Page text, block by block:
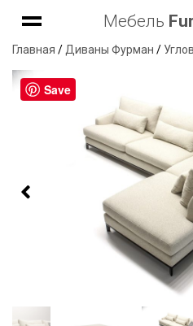
Мебель
Главная / Диваны Фурман /
Save